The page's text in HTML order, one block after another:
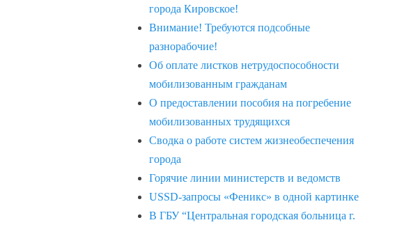
города Кировское!
Внимание! Требуются подсобные
разнорабочие!
Об оплате листков нетрудоспособности
мобилизованным гражданам
О предоставлении пособия на погребение
мобилизованных трудящихся
Сводка о работе систем жизнеобеспечения
города
Горячие линии министерств и ведомств
USSD-запросы «Феникс» в одной картинке
В ГБУ “Центральная городская больница г.